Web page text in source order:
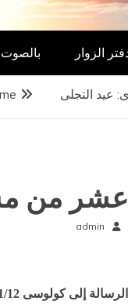
الزوار
عيد التجلى
عشر من
admin
إلى كولوسى 1/12-23